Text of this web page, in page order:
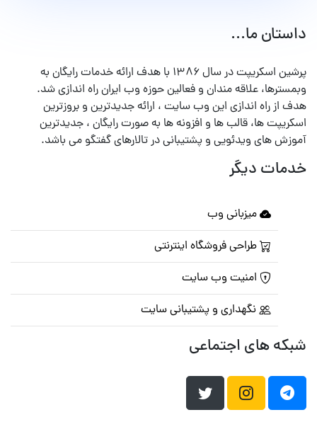
داستان ما...
پرشین اسکریپت در سال ۱۳۸۶ با هدف ارائه خدمات رایگان به
وبمسترها، علاقه مندان و فعالین حوزه وب ایران راه اندازی شد.
هدف از راه اندازی این وب سایت ، ارائه جدیدترین و بروزترین
اسکریپت ها، قالب ها و افزونه ها به صورت رایگان ، جدیدترین
آموزش های ویدئویی و پشتیبانی در تالارهای گفتگو می باشد.
خدمات دیگر
میزبانی وب
طراحی فروشگاه اینترنتی
امنیت وب سایت
نگهداری و پشتیبانی سایت
شبکه های اجتماعی